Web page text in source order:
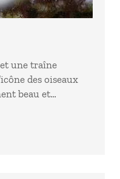
une traîne
des oiseaux
beau et…